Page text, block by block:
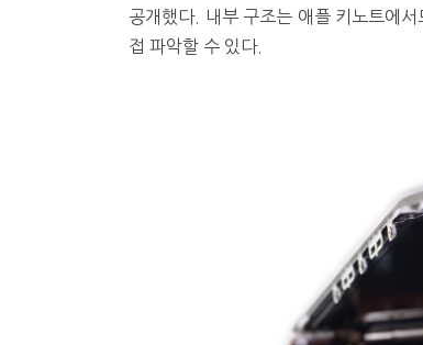
공개했다. 내부 구조는 애플 키노트에
접 파악할 수 있다.